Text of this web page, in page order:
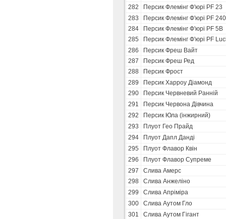
282
Персик Флемінг Ф'юрі PF 23
283
Персик Флемінг Ф'юрі PF
284
Персик Флемінг Ф'юрі PF 5В
285
Персик Флемінг Ф'юрі PF
286
Персик Фреш Вайт
287
Персик Фреш Ред
288
Персик Фрост
289
Персик Харроу Діамонд
290
Персик Червневий Ранній
291
Персик Червона Дівчина
292
Персик Юла (інжирний)
293
Плуот Гео Прайд
294
Плуот Дапл Данді
295
Плуот Флавор Квін
296
Плуот Флавор Супреме
297
Слива Амерс
298
Слива Анжеліно
299
Слива Апріміра
300
Слива Аутом Гло
301
Слива Аутом Гігант